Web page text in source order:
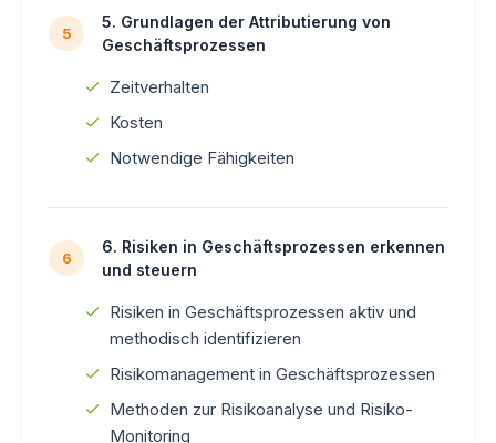
5
5. Grundlagen der Attributierung von
Geschäftsprozessen
Zeitverhalten
Kosten
Notwendige Fähigkeiten
6
6. Risiken in Geschäftsprozessen erkennen
und steuern
Risiken in Geschäftsprozessen aktiv und
methodisch identifizieren
Risikomanagement in Geschäftsprozessen
Methoden zur Risikoanalyse und Risiko-
Monitoring